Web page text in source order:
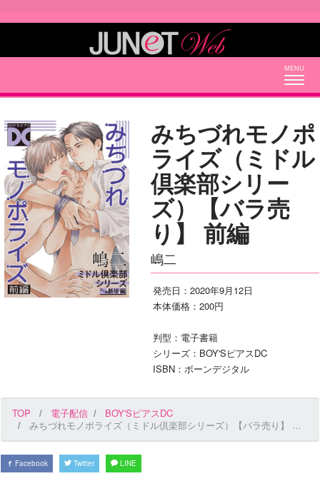
みちづれモノポ
ライズ（ミドル
倶楽部シリー
ズ）【バラ売
り】 前編
嶋二
発売日：2020年9月12日
本体価格：200円
判型：電子書籍
シリーズ：BOY'SピアスDC
ISBN：ボーンデジタル
TOP 電子配信
BOY'SピアスDC
みちづれモノポライズ（ミドル倶楽部シリーズ）【バラ売り】 前編
Facebook Twitter LINE